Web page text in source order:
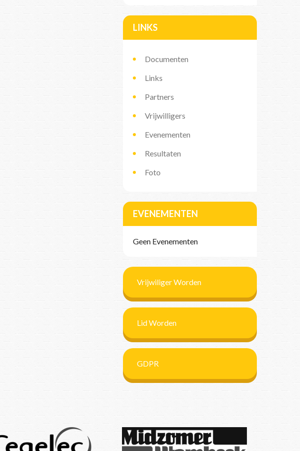
LINKS
Documenten
Links
Partners
Vrijwilligers
Evenementen
Resultaten
Foto
EVENEMENTEN
Geen Evenementen
Vrijwiliger Worden
Lid Worden
GDPR